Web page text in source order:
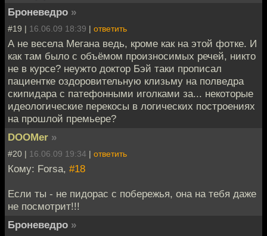
Броневедро »
#19 | 16.06.09 18:39 | ответить
А не весела Мегана ведь, кроме как на этой фотке. И
как там было с объёмом произносимых речей, никто
не в курсе? неужто доктор Бэй таки прописал
пациентке оздоровительную клизьму на полведра
скипидара с патефонными иголками за... некоторые
идеологические перекосы в логических построениях
на прошлой премьере?
DOOMer »
#20 | 16.06.09 19:34 | ответить
Кому: Forsa, #18
Если ты - не пидорас с побережья, она на тебя даже
не посмотрит!!!
Броневедро »